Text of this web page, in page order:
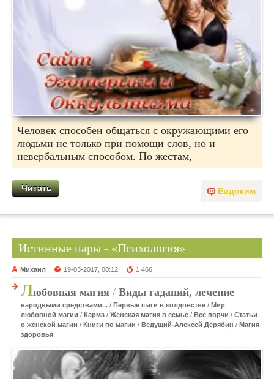
Человек способен общаться с окружающими его
людьми не только при помощи слов, но и
невербальным способом. По жестам,
Евдоким
Читать
Истинные пары - «Психология»
Михаил 19-03-2017, 00:12 1 466
Любовная магия / Виды гаданий, лечение
народными средствами... / Первые шаги в колдовстве / Мир
любовной магии / Карма / Женская магия в семье / Все порчи / Статьи
о женской магии / Книги по магии / Ведущий-Алексей Дерябин / Магия
здоровья